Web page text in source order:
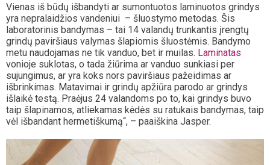
Vienas iš būdų išbandyti ar sumontuotos laminuotos grindys
yra nepralaidžios vandeniui – šluostymo metodas. Šis
laboratorinis bandymas – tai 14 valandų trunkantis įrengtų
grindų paviršiaus valymas šlapiomis šluostėmis. Bandymo
metu naudojamas ne tik vanduo, bet ir muilas. Laminatas
vonioje suklotas, o tada žiūrima ar vanduo sunkiasi per
sujungimus, ar yra koks nors paviršiaus pažeidimas ar
išbrinkimas. Matavimai ir grindų apžiūra parodo ar grindys
išlaikė testą. Praėjus 24 valandoms po to, kai grindys buvo
taip šlapinamos, atliekamas kėdės su ratukais bandymas, taip
vėl išbandant hermetiškumą“, – paaiškina Jasper.